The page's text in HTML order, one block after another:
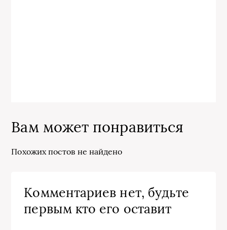
Вам может понравиться
Похожих постов не найдено
Комментариев нет, будьте
первым кто его оставит